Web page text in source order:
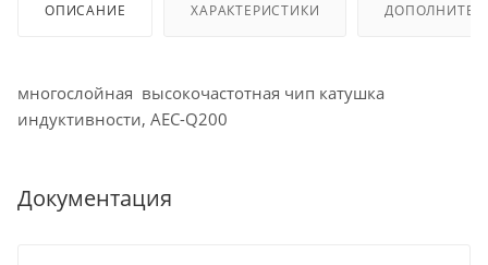
ОПИСАНИЕ ХАРАКТЕРИСТИКИ
многослойная высокочастотная чип катушка
индуктивности, AEC-Q200
Документация